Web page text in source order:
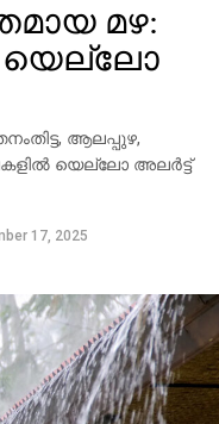
മഴ:
യെല്ലോ
ആലപ്പുഴ,
യെല്ലോ അലര്‍ട്ട്
17, 2025